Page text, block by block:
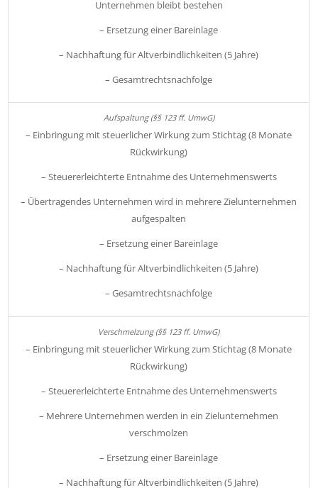
Unternehmen bleibt bestehen
– Ersetzung einer Bareinlage
– Nachhaftung für Altverbindlichkeiten (5 Jahre)
– Gesamtrechtsnachfolge
– Einbringung mit steuerlicher Wirkung zum Stichtag (8 Monate
Rückwirkung)
– Steuererleichterte Entnahme des Unternehmenswerts
– Übertragendes Unternehmen wird in mehrere Zielunternehmen
aufgespalten
– Ersetzung einer Bareinlage
– Nachhaftung für Altverbindlichkeiten (5 Jahre)
– Gesamtrechtsnachfolge
– Einbringung mit steuerlicher Wirkung zum Stichtag (8 Monate
Rückwirkung)
– Steuererleichterte Entnahme des Unternehmenswerts
– Mehrere Unternehmen werden in ein Zielunternehmen
verschmolzen
– Ersetzung einer Bareinlage
– Nachhaftung für Altverbindlichkeiten (5 Jahre)